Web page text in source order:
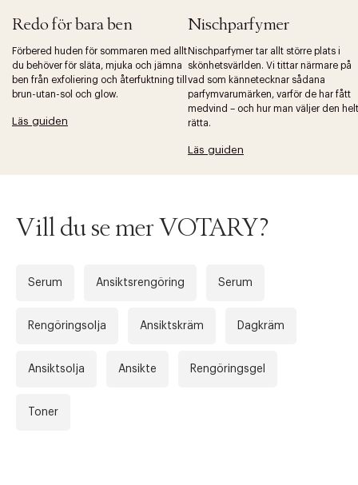
Redo för bara ben
Förbered huden för sommaren med allt
du behöver för släta, mjuka och jämna
ben från exfoliering och återfuktning till
brun-utan-sol och glow.
Läs guiden
Nischparfymer
Nischparfymer tar allt större plats i
skönhetsvärlden. Vi tittar närmare på
vad som kännetecknar sådana
parfymvarumärken, varför de har fått
medvind – och hur man väljer den helt
rätta.
Läs guiden
Tidigare
Vill du se mer VOTARY?
Serum Ansiktsrengöring Serum
Rengöringsolja Ansiktskräm Dagkräm
Ansiktsolja Ansikte Rengöringsgel
Toner